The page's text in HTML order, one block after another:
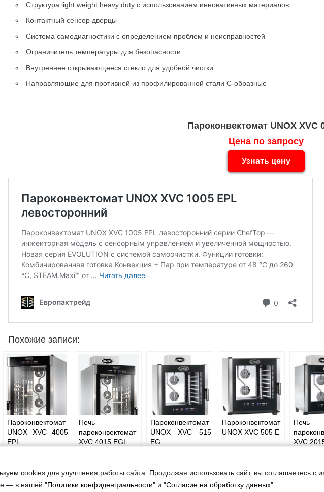
cookies для улучшения работы сайта. Продолжая использовать сайт, вы соглашаетесь с
— в нашей "Политики конфиденциальности" и "Согласие на обработку данных"
Структура light weight heavy duty с использованием инновативных материалов
Контактный сенсор дверцы
Система самодиагностики с определением проблем и неисправностей
Ограничитель температуры для безопасности
Внутреннее открывающееся стекло для удобной чистки
Направляющие для противней из профилированной стали С-образные
Пароконвектомат UNOX XVC
Цена по запросу
Узнать цену
Похожие записи:
Пароконвектомат
UNOX XVC 4005
EPL
Печь
пароконвектомат
XVС 4015 EGL
Пароконвектомат
UNOX XVC 515
EG
Пароконвектомат
UNOX XVC 505 E
Печь
XVC
-
поставка технологического оборудования
г. Воронеж, ул. Бульвар Победы, дом 50в, офис 15
Москва, ул. Остаповский проезд, д. 5, оф. 405